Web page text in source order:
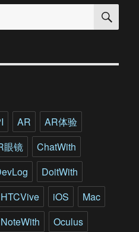
搜
AR
AR体验
眼镜
ChatWith
DoitWith
HTCVive iOS
Mac
NoteWith
Oculus